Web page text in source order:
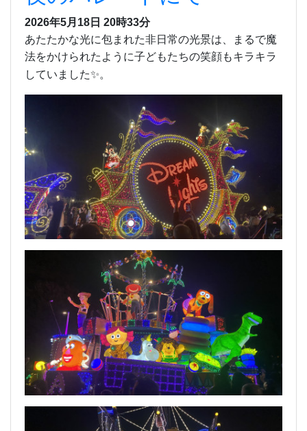
2026年5月18日 20時33分
あたたかな光に包まれた非日常の光景は、まるで魔
法をかけられたように子どもたちの笑顔もキラキラ
していました✨。